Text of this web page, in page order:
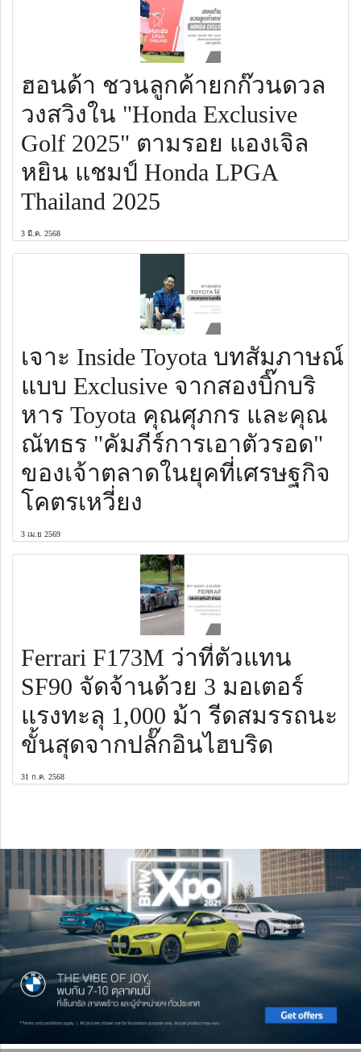
ฮอนด้า ชวนลูกค้ายกก๊วนดวล
วงสวิงใน "Honda Exclusive
Golf 2025" ตามรอย แองเจิล
หยิน แชมป์ Honda LPGA
Thailand 2025
3 มี.ค. 2568
เจาะ Inside Toyota บทสัมภาษณ์
แบบ Exclusive จากสองบิ๊กบริ
หาร Toyota คุณศุภกร และคุณ
ณัทธร "คัมภีร์การเอาตัวรอด"
ของเจ้าตลาดในยุคที่เศรษฐกิจ
โคตรเหวี่ยง
3 เม.ย 2569
Ferrari F173M ว่าที่ตัวแทน
SF90 จัดจ้านด้วย 3 มอเตอร์
แรงทะลุ 1,000 ม้า รีดสมรรถนะ
ขั้นสุดจากปลั๊กอินไฮบริด
31 ก.ค. 2568